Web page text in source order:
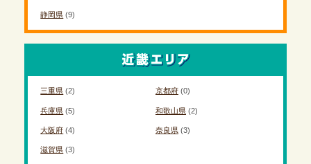
静岡県 (9)
三重県 (2) 京都府(0)
兵庫県 (5) 和歌山県(2)
大阪府 (4) 奈良県(3)
滋賀県 (3)